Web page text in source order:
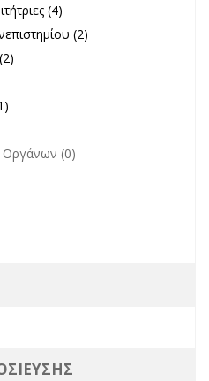
Φοιτήτριες filter
(4)
filter
Πανεπιστημίου filter
(2)
filter
filter
filter
Οργάνων (0)